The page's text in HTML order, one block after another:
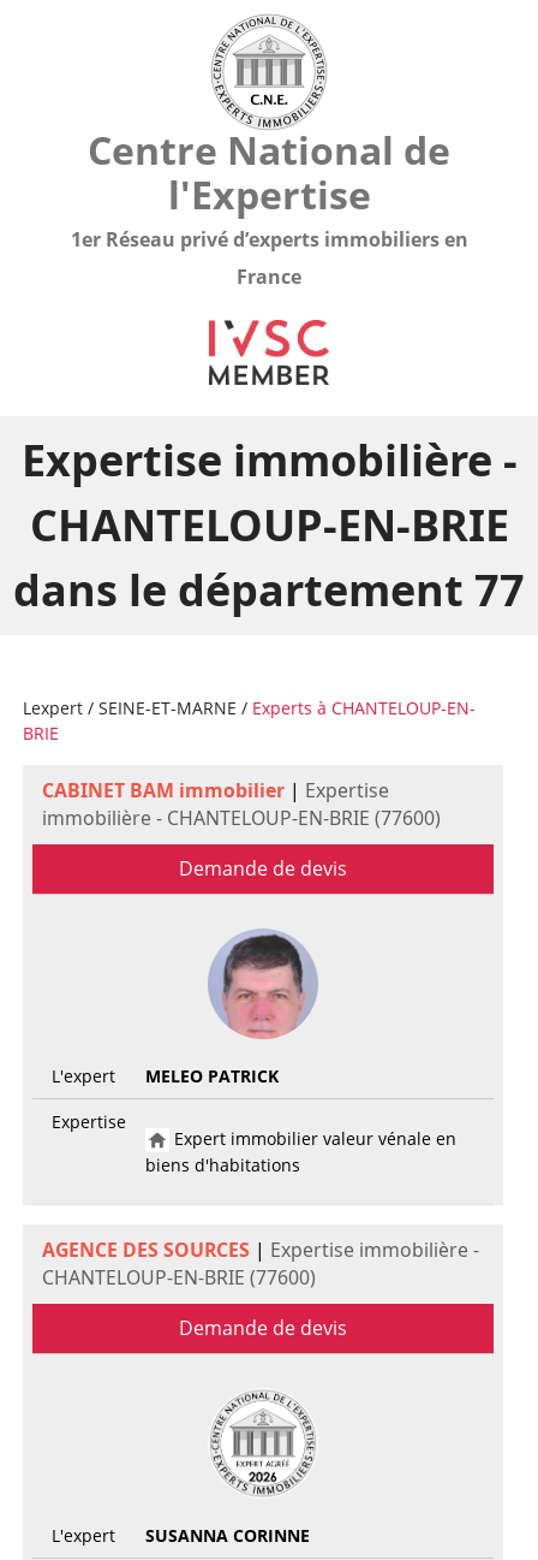
Centre National de
l'Expertise
1er Réseau privé d’experts immobiliers en
France
Expertise immobilière -
CHANTELOUP-EN-BRIE
dans le département 77
Lexpert/ SEINE-ET-MARNE / Experts à CHANTELOUP-EN-
BRIE
CABINET BAM immobilier | Expertise
immobilière - CHANTELOUP-EN-BRIE (77600)
Demande de devis
L'expert
MELEO PATRICK
Expertise
Expert immobilier valeur vénale en
biens d'habitations
AGENCE DES SOURCES | Expertise immobilière -
CHANTELOUP-EN-BRIE (77600)
Demande de devis
L'expert
SUSANNA CORINNE